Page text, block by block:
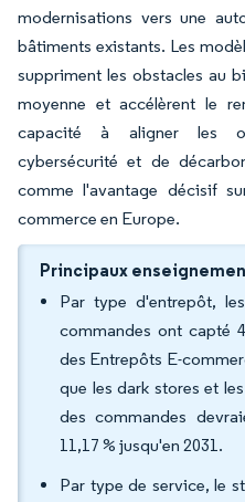
modernisations vers une
bâtiments existants. Les
suppriment les obstacles au
moyenne et accélèrent le
capacité à aligner les
cybersécurité et de
comme l'avantage décisif
commerce en Europe.
Principaux
Par type d'entrepôt,
commandes ont capté
des Entrepôts E-
que les dark stores et
des commandes
11,17 % jusqu'en 2031.
Par type de service, le